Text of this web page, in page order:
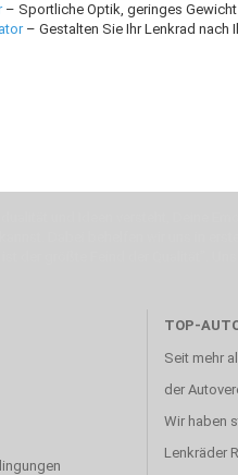
– Sportliche Optik, geringes
– Gestalten Sie Ihr Lenkrad nach
und Ideen versteht, Deine
Dabei behelfen wir uns in
TOP-
Seit mehr
der
Wir haben
Lenkräder